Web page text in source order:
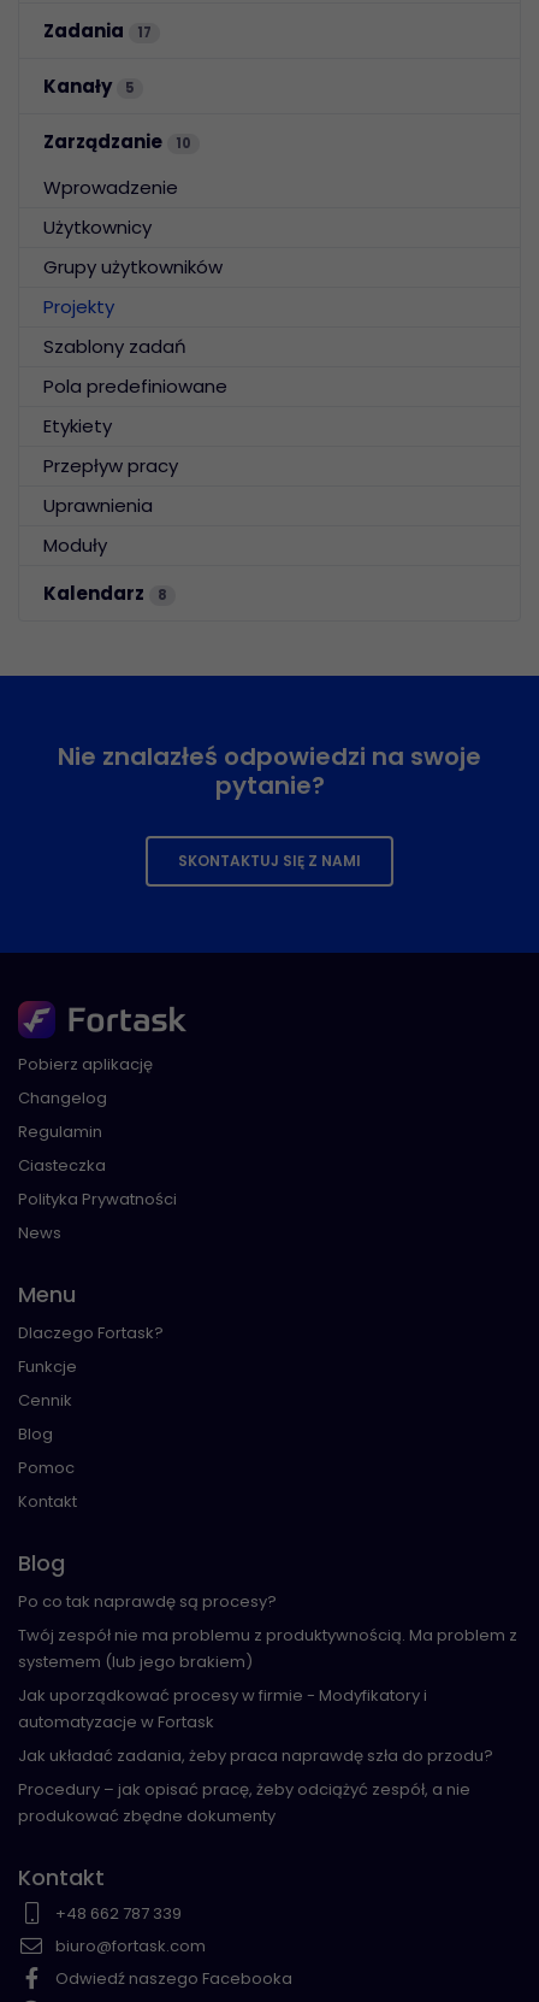
Zadania 17
Kanały 5
Zarządzanie 10
Wprowadzenie
Użytkownicy
Grupy użytkowników
Projekty
Szablony zadań
Pola predefiniowane
Etykiety
Przepływ pracy
Uprawnienia
Moduły
Kalendarz
8
Nie znalazłeś odpowiedzi na swoje
pytanie?
SKONTAKTUJ SIĘ Z NAMI
Pobierz aplikację
Changelog
Regulamin
Ciasteczka
Polityka Prywatności
News
Menu
Dlaczego Fortask?
Funkcje
Cennik
Blog
Pomoc
Kontakt
Blog
Po co tak naprawdę są procesy?
Twój zespół nie ma problemu z produktywnością. Ma problem z
systemem (lub jego brakiem)
Jak uporządkować procesy w firmie - Modyfikatory i
automatyzacje w Fortask
Jak układać zadania, żeby praca naprawdę szła do przodu?
Procedury – jak opisać pracę, żeby odciążyć zespół, a nie
produkować zbędne dokumenty
Kontakt
+48 662 787 339
biuro@fortask.com
Odwiedź naszego Facebooka